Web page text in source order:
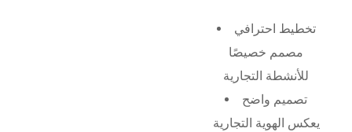
تخطيط احترافي
مصمم خصيصًا
للأنشطة التجارية
تصميم واضح
يعكس الهوية التجارية